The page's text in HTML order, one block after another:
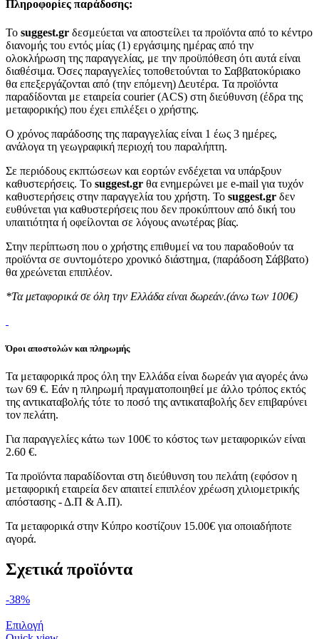
Πληροφορίες παράδοσης:
To suggest.gr δεσμεύεται να αποστείλει τα προϊόντα από το κέντρο
διανομής του εντός μίας (1) εργάσιμης ημέρας από την
ολοκλήρωση της παραγγελίας, με την προϋπόθεση ότι αυτά είναι
διαθέσιμα. Όσες παραγγελίες τοποθετούνται το Σαββατοκύριακο
θα επεξεργάζονται από (την επόμενη) Δευτέρα. Τα προϊόντα
παραδίδονται με εταιρεία courier (ACS) στη διεύθυνση (έδρα της
μεταφορικής) που έχει επιλέξει ο χρήστης.
Ο χρόνος παράδοσης της παραγγελίας είναι 1 έως 3 ημέρες,
ανάλογα τη γεωγραφική περιοχή του παραλήπτη.
Σε περιόδους εκπτώσεων και εορτών ενδέχεται να υπάρξουν
καθυστερήσεις. Το suggest.gr θα ενημερώνει με e-mail για τυχόν
καθυστερήσεις στην παραγγελία του χρήστη. Το suggest.gr δεν
ευθύνεται για καθυστερήσεις που δεν προκύπτουν από δική του
υπαιτιότητα ή οφείλονται σε λόγους ανωτέρας βίας.
Στην περίπτωση που ο χρήστης επιθυμεί να του παραδοθούν τα
προϊόντα σε συντομότερο χρονικό διάστημα, (παράδοση Σάββατο)
θα χρεώνεται επιπλέον.
*Τα μεταφορικά σε όλη την Ελλάδα είναι δωρεάν.(άνω των 100€)
Όροι αποστολών και πληρωμής
Τα μεταφορικά προς όλη την Ελλάδα είναι δωρεάν για αγορές άνω
των 69 €. Εάν η πληρωμή πραγματοποιηθεί με άλλο τρόπος εκτός
της αντικαταβολής τότε το ποσό της αντικαταβολής δεν επιβαρύνει
τον πελάτη.
Για παραγγελίες κάτω των 100€ το κόστος των μεταφορικών είναι
2.60 €.
Τα προϊόντα παραδίδονται στη διεύθυνση του πελάτη (εφόσον η
μεταφορική εταιρεία δεν απαιτεί επιπλέον χρέωση χιλιομετρικής
απόστασης - Δ.Π & Α.Π).
Τα μεταφορικά στην Κύπρο κοστίζουν 15.00€ για οποιαδήποτε
αγορά.
Σχετικά προϊόντα
-38%
ΕπιλογήΑυτό